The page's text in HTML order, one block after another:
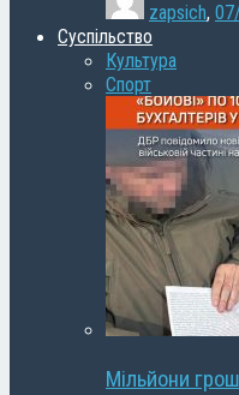
zapsich,
Суспільство
Культура
Спорт
Мільйони